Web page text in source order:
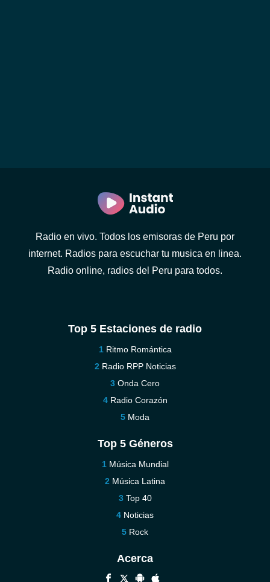
Radio en vivo. Todos los emisoras de Peru por
internet. Radios para escuchar tu musica en linea.
Radio online, radios del Peru para todos.
Top 5 Estaciones de radio
Ritmo Romántica
Radio RPP Noticias
Onda Cero
Radio Corazón
Moda
Top 5 Géneros
Música Mundial
Música Latina
Top 40
Noticias
Rock
Acerca